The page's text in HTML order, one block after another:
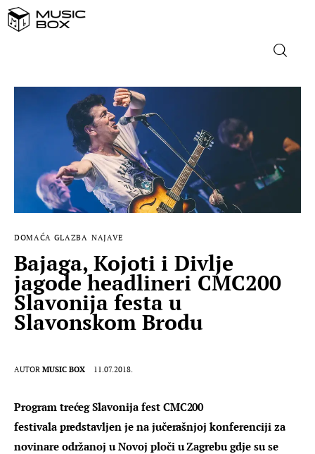
NASLOVNICA
DOMAĆA GLAZBA
STRANA GLAZBA
FILM
MUSIC BOX
DOMAĆA GLAZBA NAJAVE
Bajaga, Kojoti i Divlje
jagode headlineri CMC200
Slavonija festa u
Slavonskom Brodu
AUTOR MUSIC BOX 11.07.2018.
Program trećeg Slavonija fest CMC200
festivala predstavljen je na jučerašnjoj konferenciji za
novinare održanoj u Novoj ploči u Zagrebu gdje su se